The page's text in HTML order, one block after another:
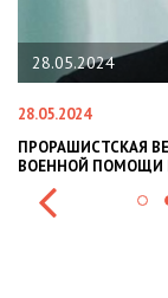
22.01.2024
22.01.2024
НАЦПОЛІЦІЯ
СИТУАЦІЇ В РАЗІ